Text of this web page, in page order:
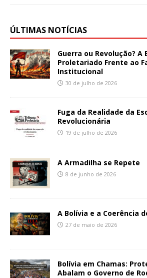
ÚLTIMAS NOTÍCIAS
Guerra ou Revolução? A
Proletariado Frente ao
Institucional
30 de julho de 2026
Fuga da Realidade da
Revolucionária
19 de julho de 2026
A Armadilha se Repete
8 de junho de 2026
A Bolívia e a Coerência
27 de maio de 2026
Bolívia em Chamas:
Abalam o Governo de